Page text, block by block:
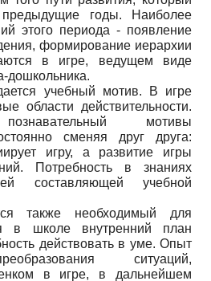
годы. Наиболее
этого периода - появление
формирование иерархии
в игре, ведущем виде
дошкольника.
учебный мотив. В игре
области действительности.
мотивы
сменяя друг друга:
игру, а развитие игры
Потребность в знаниях
составляющей учебной
также необходимый для
в школе внутренний план
действовать в уме. Опыт
ситуаций,
в игре, в дальнейшем